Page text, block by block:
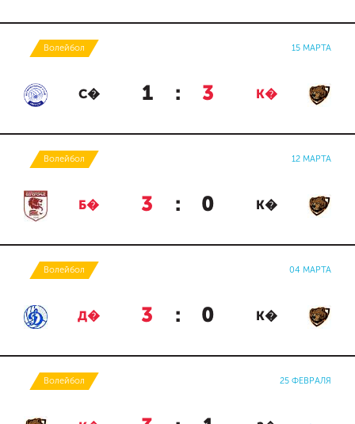
Волейбол 15 МАРТА
С� 1 : 3 К�
Волейбол 12 МАРТА
Б� 3 : 0 К�
Волейбол 04 МАРТА
Д� 3 : 0 К�
Волейбол 25 ФЕВРАЛЯ